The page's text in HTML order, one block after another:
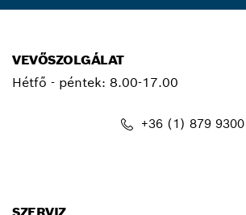
VEVŐSZOLGÁLAT
Hétfő - péntek: 8.00-17.00
+36 (1) 879 9300